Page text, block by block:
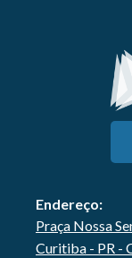
Endereço:
Praça Nossa
Curitiba - PR -